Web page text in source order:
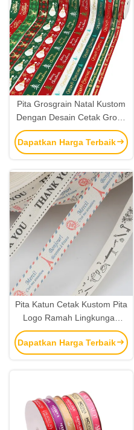
Pita Grosgrain Natal Kustom
Dengan Desain Cetak Grosir
Pita Dekoratif
Dapatkan Harga Terbaik
Pita Katun Cetak Kustom Pita
Logo Ramah Lingkungan
untuk Pengemasan Kado
Dapatkan Harga Terbaik